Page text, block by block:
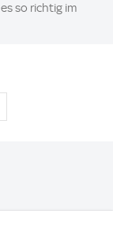
so richtig im